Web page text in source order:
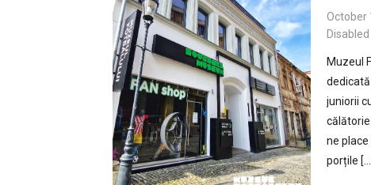
October
Disabled
Muzeul
juniorii
ne
porțile